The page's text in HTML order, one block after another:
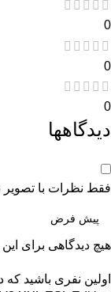
0
0
0
دیدگاهها
فقط نظرات با تصویر
هیچ دیدگاهی برای
اولین نفری باشید